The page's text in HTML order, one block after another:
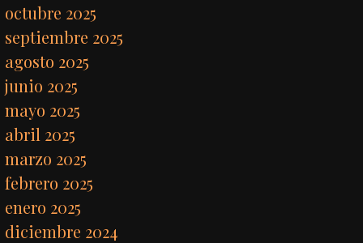
octubre 2025
septiembre 2025
agosto 2025
junio 2025
mayo 2025
abril 2025
marzo 2025
febrero 2025
enero 2025
diciembre 2024